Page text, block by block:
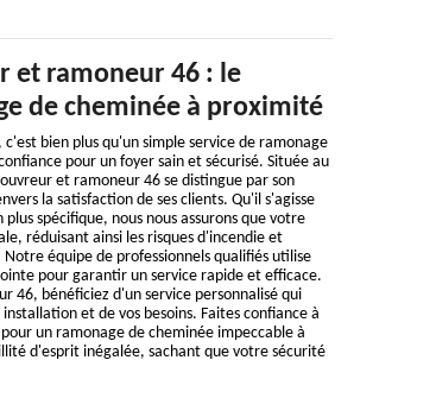
et ramoneur 46 : le
de cheminée à proximité
bien plus qu'un simple service de ramonage
pour un foyer sain et sécurisé. Située au
et ramoneur 46 se distingue par son
la satisfaction de ses clients. Qu'il s'agisse
spécifique, nous nous assurons que votre
réduisant ainsi les risques d'incendie et
équipe de professionnels qualifiés utilise
pour garantir un service rapide et efficace.
46, bénéficiez d'un service personnalisé qui
et de vos besoins. Faites confiance à
un ramonage de cheminée impeccable à
d'esprit inégalée, sachant que votre sécurité